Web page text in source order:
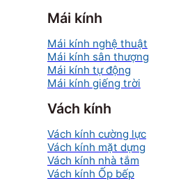
Mái kính
Mái kính nghệ thuật
Mái kính sân thượng
Mái kính tự động
Mái kính giếng trời
Vách kính
Vách kính cường lực
Vách kính mặt dựng
Vách kính nhà tắm
Vách kính Ốp bếp